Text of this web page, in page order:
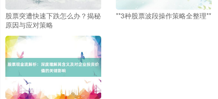
股票突遭快速下跌怎么办？揭秘
原因与应对策略
**3种股票波段操作策略全整理**